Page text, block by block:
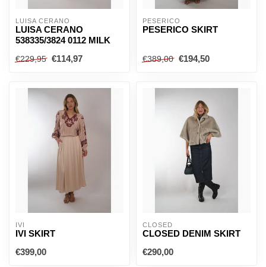
LUISA CERANO
LUISA CERANO
538335/3824 0112 MILK
€229,95 €114,97
PESERICO
PESERICO SKIRT
€389,00 €194,50
IVI
IVI SKIRT
€399,00
CLOSED
CLOSED DENIM SKIRT
€290,00